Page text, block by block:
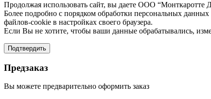
Продолжая использовать сайт, вы даете ООО “Монткаротте
Более подробно с порядком обработки персональных
файлов-cookie в настройках своего браузера.
Если Вы не хотите, чтобы ваши данные обрабатывались,
Подтвердить
Предзаказ
Вы можете предварительно оформить заказ